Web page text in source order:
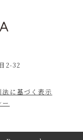
2-32
法に基づく表示